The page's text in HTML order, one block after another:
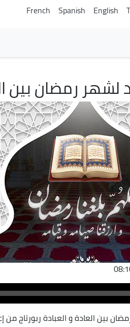
English
Spanish
French
لشهر رمضان بين
بين العادة و العبادة ربورتاج من